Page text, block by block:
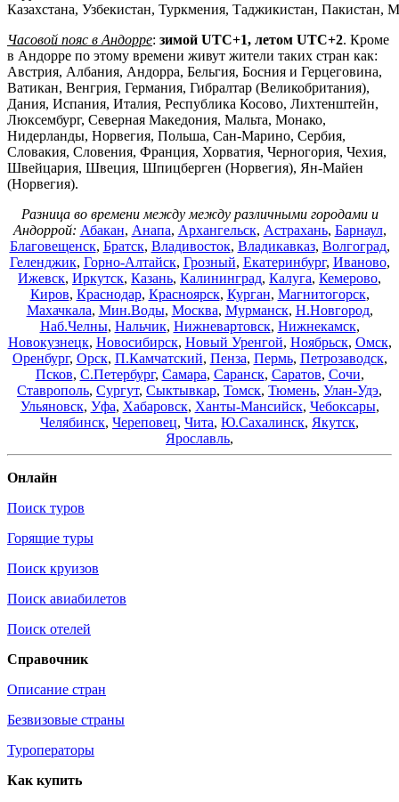
Казахстана, Узбекистан, Туркмения, Таджикистан, Пакистан,
Часовой пояс в Андорре: зимой UTC+1, летом UTC+2. Кроме
в Андорре по этому времени живут жители таких стран как:
Австрия, Албания, Андорра, Бельгия, Босния и Герцеговина,
Ватикан, Венгрия, Германия, Гибралтар (Великобритания),
Дания, Испания, Италия, Республика Косово, Лихтенштейн,
Люксембург, Северная Македония, Мальта, Монако,
Нидерланды, Норвегия, Польша, Сан-Марино, Сербия,
Словакия, Словения, Франция, Хорватия, Черногория, Чехия,
Швейцария, Швеция, Шпицберген (Норвегия), Ян-Майен
(Норвегия).
Разница во времени между между различными городами и
Андоррой: Абакан, Анапа, Архангельск, Астрахань, Барнаул,
Благовещенск, Братск, Владивосток, Владикавказ, Волгоград,
Геленджик, Горно-Алтайск, Грозный, Екатеринбург, Иваново,
Ижевск, Иркутск, Казань, Калининград, Калуга, Кемерово,
Киров, Краснодар, Красноярск, Курган, Магнитогорск,
Махачкала, Мин.Воды, Москва, Мурманск, Н.Новгород,
Наб.Челны, Нальчик, Нижневартовск, Нижнекамск,
Новокузнецк, Новосибирск, Новый Уренгой, Ноябрьск, Омск,
Оренбург, Орск, П.Камчатский, Пенза, Пермь, Петрозаводск,
Псков, С.Петербург, Самара, Саранск, Саратов, Сочи,
Ставрополь, Сургут, Сыктывкар, Томск, Тюмень, Улан-Удэ,
Ульяновск, Уфа, Хабаровск, Ханты-Мансийск, Чебоксары,
Челябинск, Череповец, Чита, Ю.Сахалинск, Якутск,
Ярославль,
Онлайн
Поиск туров
Горящие туры
Поиск круизов
Поиск авиабилетов
Поиск отелей
Справочник
Описание стран
Безвизовые страны
Туроператоры
Как купить